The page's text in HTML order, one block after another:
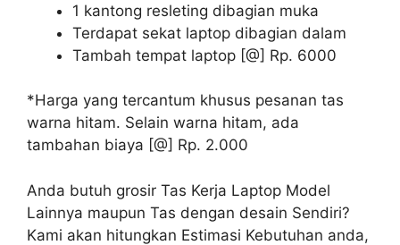
1 kantong resleting dibagian muka
Terdapat sekat laptop dibagian dalam
Tambah tempat laptop [@] Rp. 6000
*Harga yang tercantum khusus pesanan tas
warna hitam. Selain warna hitam, ada
tambahan biaya [@] Rp. 2.000
Anda butuh grosir Tas Kerja Laptop Model
Lainnya maupun Tas dengan desain Sendiri?
Kami akan hitungkan Estimasi Kebutuhan anda,